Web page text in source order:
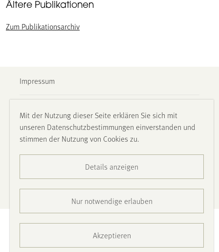
Ältere Publikationen
Zum Publikationsarchiv
Impressum
Barrierefreiheit
Mit der Nutzung dieser Seite erklären Sie sich mit
unseren Datenschutzbestimmungen einverstanden und
stimmen der Nutzung von Cookies zu.
Details anzeigen
Nur notwendige erlauben
Akzeptieren